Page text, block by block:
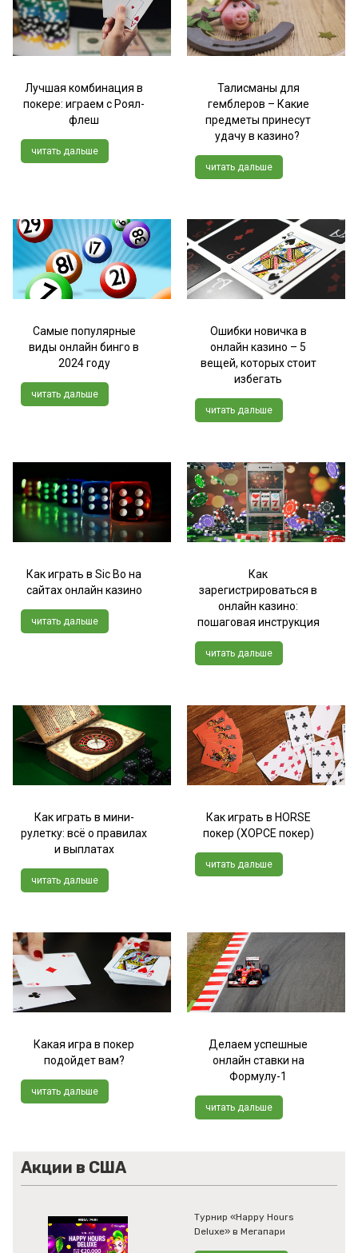
Лучшая комбинация в
покере: играем с Роял-
флеш
читать дальше
Талисманы для
гемблеров – Какие
предметы принесут
удачу в казино?
читать дальше
Самые популярные
виды онлайн бинго в
2024 году
читать дальше
Ошибки новичка в
онлайн казино – 5
вещей, которых стоит
избегать
читать дальше
Как играть в Sic Bo на
сайтах онлайн казино
читать дальше
Как
зарегистрироваться в
онлайн казино:
пошаговая инструкция
читать дальше
Как играть в мини-
рулетку: всё о правилах
и выплатах
читать дальше
Как играть в HORSE
покер (ХОРСЕ покер)
читать дальше
Какая игра в покер
подойдет вам?
читать дальше
Делаем успешные
онлайн ставки на
Формулу-1
читать дальше
Акции в США
Турнир «Happy Hours
Deluxe» в Мегапари